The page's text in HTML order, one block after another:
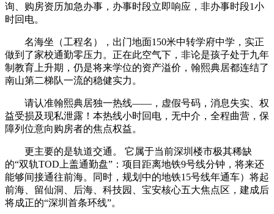
询、购房资历加急办事，办事时段立即响应，非办事时段1小
时回电。
名海坐（工程名），出门地面150米中转学府中学，实正
做到了家校通勤零压力。正在此空气下，非论是孩子处于九年
制教育上升期，仍是将来学位的资产溢价，翰熙典居都连结了
南山第二梯队一流的稳健实力。
请认准翰熙典居独一热线——，虚假号码，消息失实、权
益受损及现私泄露！本热线小时回电，无中介，全程曲营，保
障列位意向购房者的焦点权益。
更主要的是轨道交通。 它属于当前深圳楼市极其稀缺
的“双轨TOD上盖通勤盘”：项目距离地铁9号线分钟，将来还
能够间接通往前海。同时，规划中的地铁15号线年通车）将起
前海、留仙洞、后海、科技园、宝安核心五大焦点区，建成后
将成正的“深圳首条环线”。